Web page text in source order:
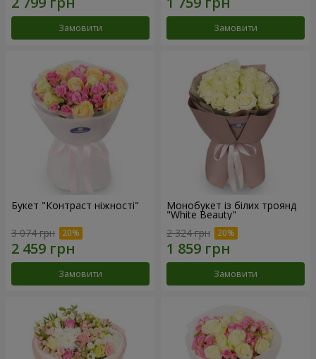
Замовити Замовити
Букет "Контраст ніжності"
3 074 грн
Замовити
Монобукет із білих троянд
"White Beauty"
2 324 грн
Замовити